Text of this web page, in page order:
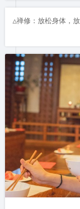
△禅修：放松身体，